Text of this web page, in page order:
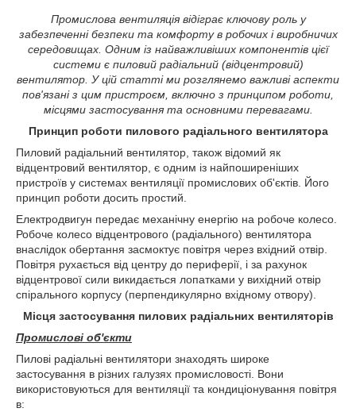
Промислова вентиляція відіграє ключову роль у
забезпеченні безпеки та комфорту в робочих і виробничих
середовищах. Одним із найважливіших компонентів цієї
системи є пиловий радіальний (відцентровий)
вентилятор. У цій статті ми розглянемо важливі аспекти
пов'язані з цим пристроєм, включно з принципом роботи,
місцями застосування та основними перевагами.
Принцип роботи пилового радіального вентилятора
Пиловий радіальний вентилятор, також відомий як
відцентровий вентилятор, є одним із найпоширеніших
пристроїв у системах вентиляції промислових об'єктів. Його
принцип роботи досить простий.
Електродвигун передає механічну енергію на робоче колесо.
Робоче колесо відцентрового (радіального) вентилятора
внаслідок обертання засмоктує повітря через вхідний отвір.
Повітря рухається від центру до периферії, і за рахунок
відцентрової сили викидається лопатками у вихідний отвір
спірального корпусу (перпендикулярно вхідному отвору).
Місця застосування пилових радіальних вентиляторів
Промислові об'єкти
Пилові радіальні вентилятори знаходять широке
застосування в різних галузях промисловості. Вони
використовуються для вентиляції та кондиціонування повітря
в: